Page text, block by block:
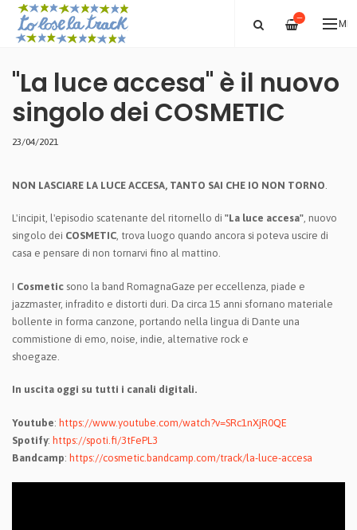
—
"La luce accesa" è il nuovo
singolo dei COSMETIC
23/04/2021
NON LASCIARE LA LUCE ACCESA, TANTO SAI CHE IO NON TORNO
L'incipit, l'episodio scatenante del ritornello di "La luce accesa", nuovo
singolo dei COSMETIC, trova luogo quando ancora si poteva uscire di
casa e pensare di non tornarvi fino al mattino.
I Cosmetic sono la band RomagnaGaze per eccellenza, piade e
jazzmaster, infradito e distorti duri. Da circa 15 anni sfornano materiale
bollente in forma canzone, portando nella lingua di Dante una
commistione di emo, noise, indie, alternative rock e
shoegaze.
In uscita oggi su tutti i canali digitali.
Youtube: https://www.youtube.com/watch?v=SRc1nXjR0QE
Spotify: https://spoti.fi/3tFePL3
Bandcamp: https://cosmetic.bandcamp.com/track/la-luce-accesa